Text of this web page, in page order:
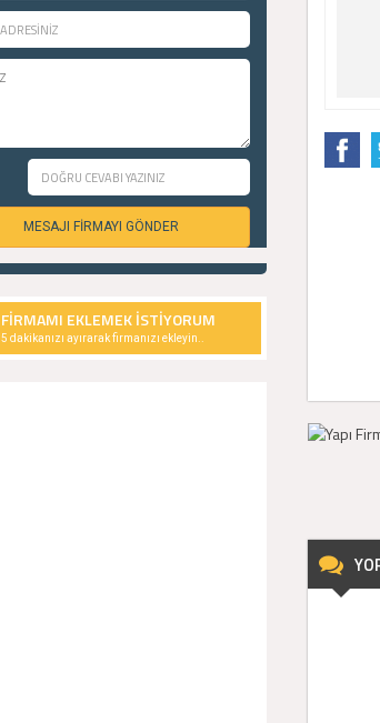
MESAJI FİRMAYI GÖNDER
FİRMAMI EKLEMEK İSTİYORUM
5 dakikanızı ayırarak firmanızı ekleyin..